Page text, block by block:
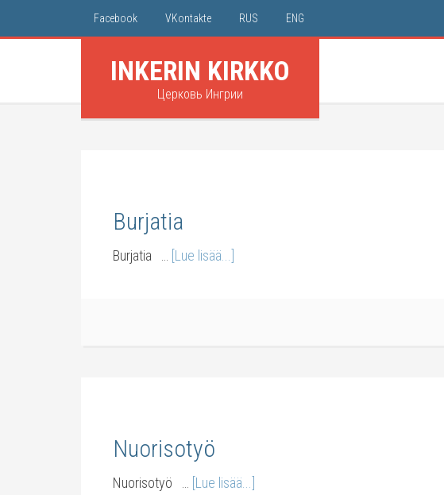
Facebook VKontakte RUS ENG
INKERIN KIRKKO
Церковь Ингрии
Burjatia
Burjatia … [Lue lisää...]
Nuorisotyö
Nuorisotyö … [Lue lisää...]